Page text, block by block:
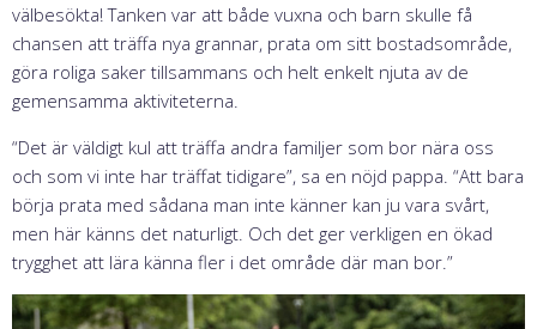
välbesökta! Tanken var att både vuxna och barn skulle få
chansen att träffa nya grannar, prata om sitt bostadsområde,
göra roliga saker tillsammans och helt enkelt njuta av de
gemensamma aktiviteterna.
“Det är väldigt kul att träffa andra familjer som bor nära oss
och som vi inte har träffat tidigare”, sa en nöjd pappa. “Att bara
börja prata med sådana man inte känner kan ju vara svårt,
men här känns det naturligt. Och det ger verkligen en ökad
trygghet att lära känna fler i det område där man bor.”